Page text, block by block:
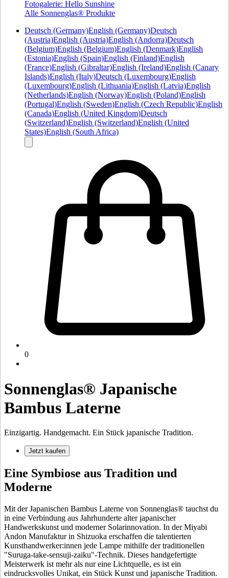
Fotogalerie: Hello Sunshine
Alle Sonnenglas® Produkte
Deutsch (Germany)English (Germany)Deutsch
(Austria)English (Austria)English (Andorra)Deutsch
(Belgium)English (Belgium)English (Denmark)English
(Estonia)English (Spain)English (Finland)English
(France)English (Gibraltar)English (Ireland)English (Canary
Islands)English (Italy)Deutsch (Luxembourg)English
(Luxembourg)English (Lithuania)English (Latvia)English
(Netherlands)English (Norway)English (Poland)English
(Portugal)English (Sweden)English (Czech Republic)English
(Canada)English (United Kingdom)Deutsch
(Switzerland)English (Switzerland)English (United
States)English (South Africa)
0
Sonnenglas® Japanische
Bambus Laterne
Einzigartig. Handgemacht. Ein Stück japanische Tradition.
Jetzt kaufen
Eine Symbiose aus Tradition und
Moderne
Mit der Japanischen Bambus Laterne von Sonnenglas® tauchst du
in eine Verbindung aus Jahrhunderte alter japanischer
Handwerkskunst und moderner Solarinnovation. In der Miyabi
Andon Manufaktur in Shizuoka erschaffen die talentierten
Kunsthandwerker:innen jede Lampe mithilfe der traditionellen
"Suruga-take-sensuji-zaiku"-Technik. Dieses handgefertigte
Meisterwerk ist mehr als nur eine Lichtquelle, es ist ein
eindrucksvolles Unikat, ein Stück Kunst und japanische Tradition.